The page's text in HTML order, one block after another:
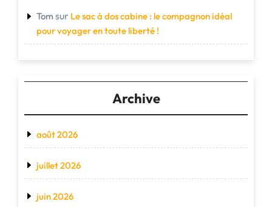
Tom sur Le sac à dos cabine : le compagnon idéal
pour voyager en toute liberté !
Archive
août 2026
juillet 2026
juin 2026